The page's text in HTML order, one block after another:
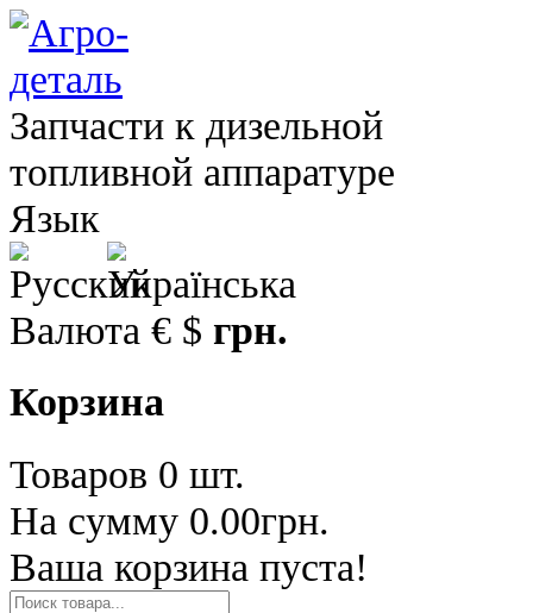
Запчасти к дизельной
топливной аппаратуре
Язык
Валюта € $ грн.
Корзина
Товаров 0 шт.
На сумму 0.00грн.
Ваша корзина пуста!